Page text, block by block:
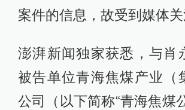
案件的信息，故受到媒体关
澎湃新闻独家获悉，与肖
被告单位青海焦煤产业（
公司（以下简称“青海焦煤